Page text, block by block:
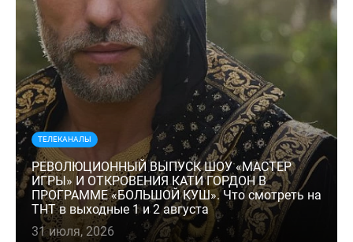
ТЕЛЕКАНАЛЫ
РЕВОЛЮЦИОННЫЙ ВЫПУСК ШОУ «МАСТЕР
ИГРЫ» И ОТКРОВЕНИЯ КАТИ ГОРДОН В
ПРОГРАММЕ «БОЛЬШОЙ КУШ». Что смотреть на
ТНТ в выходные 1 и 2 августа
31 июля, 2026